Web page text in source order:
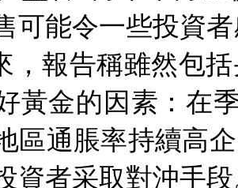
可能令一些投資
，報告稱雖然包
黃金的因素：在
區通脹率持續高
資者采取對沖手